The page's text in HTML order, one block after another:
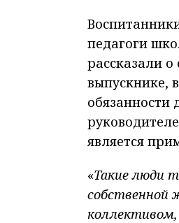
педагоги
рассказали
выпускнике,
является
«Такие люди
собственной
коллективом,